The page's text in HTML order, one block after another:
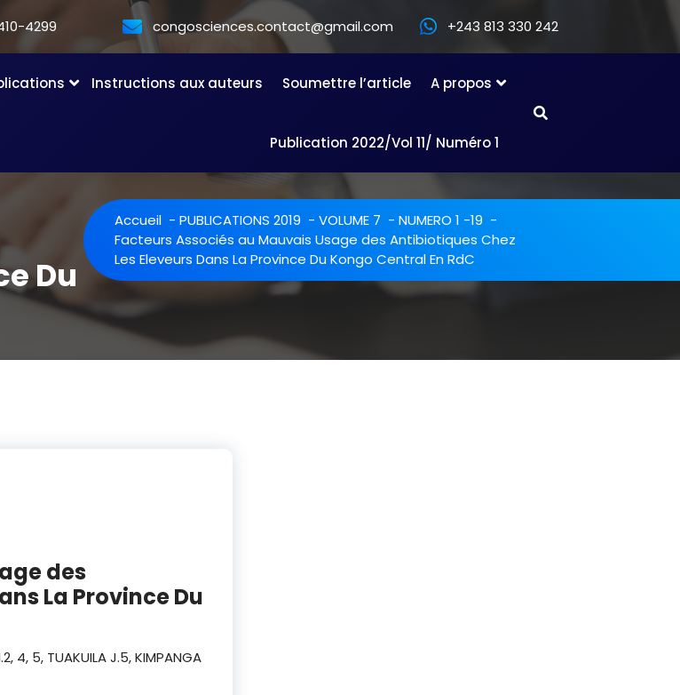
4299 congosciences.contact@gmail.com +243 813 330 242
Instructions aux auteurs Soumettre l’article A propos
Publication 2022/Vol 11/ Numéro 1
Du
Accueil - PUBLICATIONS 2019 - VOLUME 7 - NUMERO 1 -19 -
Facteurs Associés au Mauvais Usage des Antibiotiques Chez
Les Eleveurs Dans La Province Du Kongo Central En RdC
des
La Province Du
2, 4, 5, TUAKUILA J.5, KIMPANGA